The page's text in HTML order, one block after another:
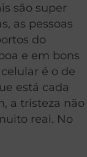
são super
as pessoas
do
e em bons
é o de
está cada
a tristeza não
real. No